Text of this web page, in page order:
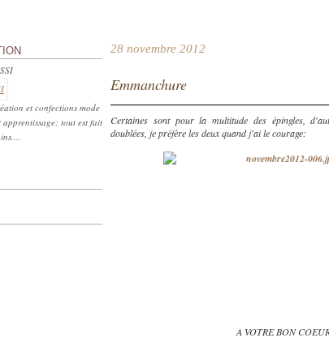
et confections mode
apprentissage; tout est fait
28 novembre 2012
Emmanchure
Certaines sont pour la multitude des épingles,
doublées, je préfère les deux quand j'ai le courage:
A VOTRE BON